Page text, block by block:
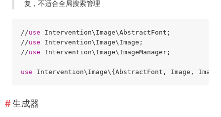
复，不适合全局搜索管理
//use Intervention\Image\AbstractFont;
//use Intervention\Image\Image;
//use Intervention\Image\ImageManager;
use
生成器